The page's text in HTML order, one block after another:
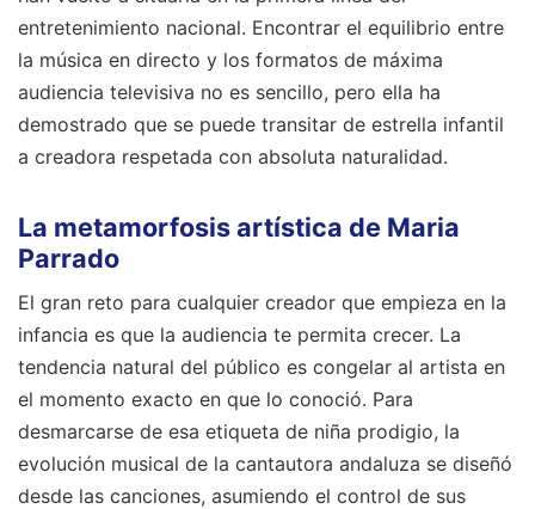
entretenimiento nacional. Encontrar el equilibrio entre
la música en directo y los formatos de máxima
audiencia televisiva no es sencillo, pero ella ha
demostrado que se puede transitar de estrella infantil
a creadora respetada con absoluta naturalidad.
La metamorfosis artística de Maria
Parrado
El gran reto para cualquier creador que empieza en la
infancia es que la audiencia te permita crecer. La
tendencia natural del público es congelar al artista en
el momento exacto en que lo conoció. Para
desmarcarse de esa etiqueta de niña prodigio, la
evolución musical de la cantautora andaluza se diseñó
desde las canciones, asumiendo el control de sus